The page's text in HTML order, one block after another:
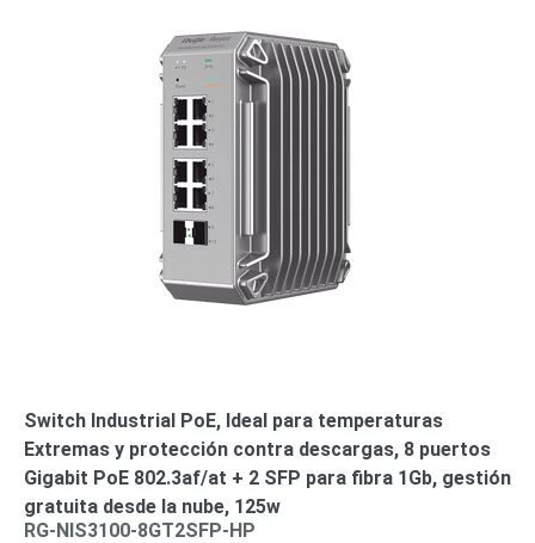
Switch Industrial PoE, Ideal para temperaturas
Extremas y protección contra descargas, 8 puertos
Gigabit PoE 802.3af/at + 2 SFP para fibra 1Gb, gestión
gratuita desde la nube, 125w
RG-NIS3100-8GT2SFP-HP